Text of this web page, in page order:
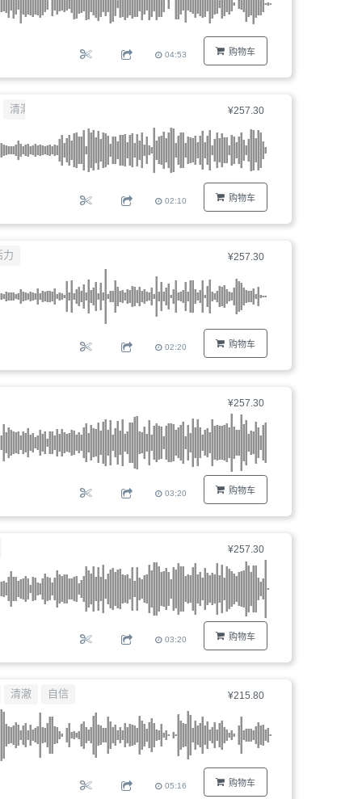
购物车
04:53
¥257.30
购物车
清澈
02:10
¥257.30
购物车
力
02:20
¥257.30
购物车
03:20
¥257.30
购物车
03:20
¥215.80
购物车
清澈 自信
05:16